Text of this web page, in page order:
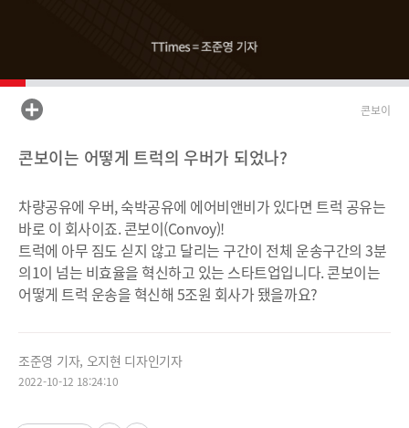
콘보이
콘보이는 어떻게 트럭의 우버가 되었나?
차량공유에 우버, 숙박공유에 에어비앤비가 있다면 트럭 공유는
바로 이 회사이죠. 콘보이(Convoy)!
트럭에 아무 짐도 싣지 않고 달리는 구간이 전체 운송구간의 3분
의1이 넘는 비효율을 혁신하고 있는 스타트업입니다. 콘보이는
어떻게 트럭 운송을 혁신해 5조원 회사가 됐을까요?
조준영 기자, 오지현 디자인기자
2022-10-12 18:24:10